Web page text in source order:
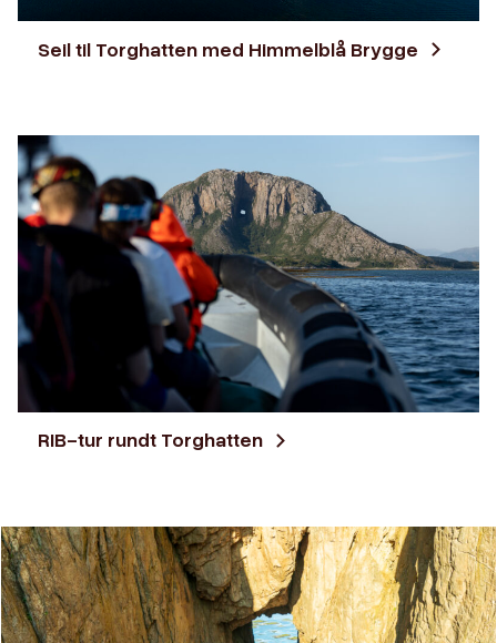
Seil til Torghatten med Himmelblå Brygge
RIB-tur rundt Torghatten